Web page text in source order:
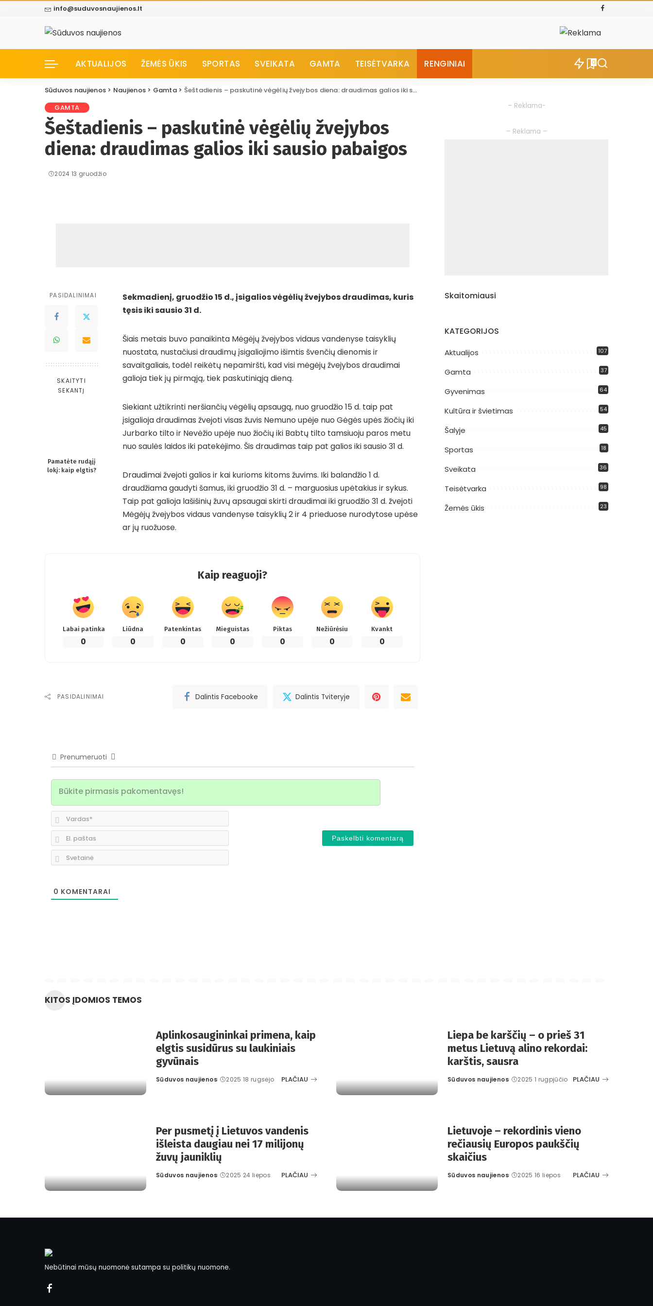
info@suduvosnaujienos.lt
AKTUALIJOS ŽEMĖS ŪKIS SPORTAS SVEIKATA GAMTA TEISĖTVARKA RENGINIAI 0
Sūduvos naujienos > Naujienos > Gamta> Šeštadienis – paskutinė vėgėlių žvejybos diena: draudimas galios iki sausio pabaigos
GAMTA
Šeštadienis – paskutinė vėgėlių žvejybos
diena: draudimas galios iki sausio pabaigos
2024 13 gruodžio
PASIDALINIMAI
SKAITYTI
SEKANTĮ
Pamatėte rudąjį
lokį: kaip elgtis?
Sekmadienį, gruodžio 15 d., įsigalios vėgėlių žvejybos draudimas, kuris
tęsis iki sausio 31 d.
Šiais metais buvo panaikinta Mėgėjų žvejybos vidaus vandenyse taisyklių
nuostata, nustačiusi draudimų įsigaliojimo išimtis švenčių dienomis ir
savaitgaliais, todėl reikėtų nepamiršti, kad visi mėgėjų žvejybos draudimai
galioja tiek jų pirmąją, tiek paskutiniąją dieną.
Siekiant užtikrinti neršiančių vėgėlių apsaugą, nuo gruodžio 15 d. taip pat
įsigalioja draudimas žvejoti visas žuvis Nemuno upėje nuo Gėgės upės žiočių iki
Jurbarko tilto ir Nevėžio upėje nuo žiočių iki Babtų tilto tamsiuoju paros metu
nuo saulės laidos iki patekėjimo. Šis draudimas taip pat galios iki sausio 31 d.
Draudimai žvejoti galios ir kai kurioms kitoms žuvims. Iki balandžio 1 d.
draudžiama gaudyti šamus, iki gruodžio 31 d. – marguosius upėtakius ir sykus.
Taip pat galioja lašišinių žuvų apsaugai skirti draudimai iki gruodžio 31 d. žvejoti
Mėgėjų žvejybos vidaus vandenyse taisyklių 2ir 4 prieduose nurodytose upėse
ar jų ruožuose.
Kaip reaguoji?
Labai patinka
0
Liūdna
0
Patenkintas
0
Mieguistas
0
Piktas
0
Nežiūrėsiu
0
Kvankt
0
PASIDALINIMAI Dalintis Facebooke Dalintis Tviteryje
Prenumeruoti
paštas
0 KOMENTARAI
– Reklama-
– Reklama –
Skaitomiausi
KATEGORIJOS
Aktualijos 107
Gamta 37
Gyvenimas 64
Kultūra ir švietimas 54
Šalyje 45
Sportas 18
Sveikata 36
Teisėtvarka 98
Žemės ūkis 23
KITOS ĮDOMIOS TEMOS
Aplinkosaugininkai primena, kaip
elgtis susidūrus su laukiniais
gyvūnais
Posted
Sūduvos naujienos 2025 18 rugsėjo PLAČIAU
Liepa be karščių – o prieš 31
metus Lietuvą alino rekordai:
karštis, sausra
Posted
Sūduvos naujienos 2025 1 rugpjūčio PLAČIAU
Per pusmetį į Lietuvos vandenis
išleista daugiau nei 17 milijonų
žuvų jauniklių
Posted
Sūduvos naujienos 2025 24 liepos PLAČIAU
Lietuvoje – rekordinis vieno
rečiausių Europos paukščių
skaičius
Posted
Sūduvos naujienos 2025 16 liepos PLAČIAU
Nebūtinai mūsų nuomonė sutampa su politikų nuomone.